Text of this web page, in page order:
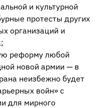
и культурной
протесты других
организаций и
реформу любой
новой армии — в
неизбежно будет
войн» с
для мирного